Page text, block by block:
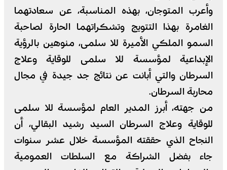
وأعرب المتوجان، بهذه المناسبة، عن سعادتهما
الغامرة بهذا التتويج وتشكراتهما الحارة لصاحبة
السمو الملكي الأميرة للا سلمى، منوهين بالرؤية
الإبداعية لمؤسسة للا سلمى للوقاية وعلاج
السرطان والتي أبانت عن نتائج جد جيدة في مجال
محاربة السرطان.
من جهته، أبرز المدير العام لمؤسسة للا سلمى
للوقاية وعلاج السرطان السيد رشيد البقالي، أن
النجاح الذي حققته المؤسسة خلال عشر سنوات
جاء بفضل الشراكة مع السلطات العمومية